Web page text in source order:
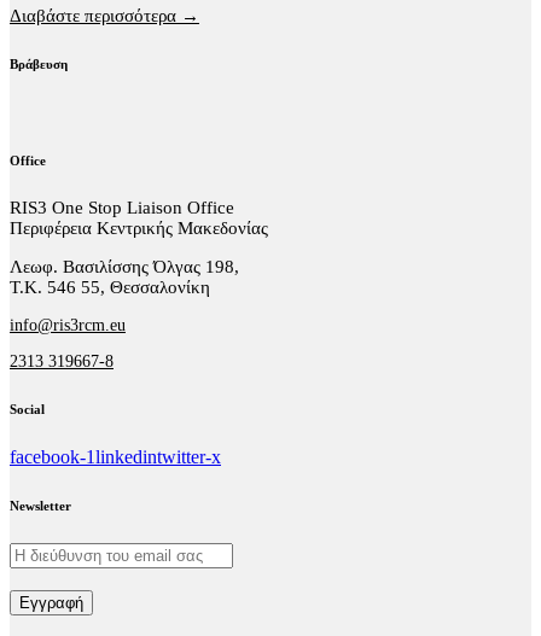
Διαβάστε περισσότερα →
Βράβευση
Office
RIS3 One Stop Liaison Office
Περιφέρεια Κεντρικής Μακεδονίας
Λεωφ. Βασιλίσσης Όλγας 198,
Τ.Κ. 546 55, Θεσσαλονίκη
info@ris3rcm.eu
2313 319667-8
Social
facebook-1linkedintwitter-x
Newsletter
Εγγραφή